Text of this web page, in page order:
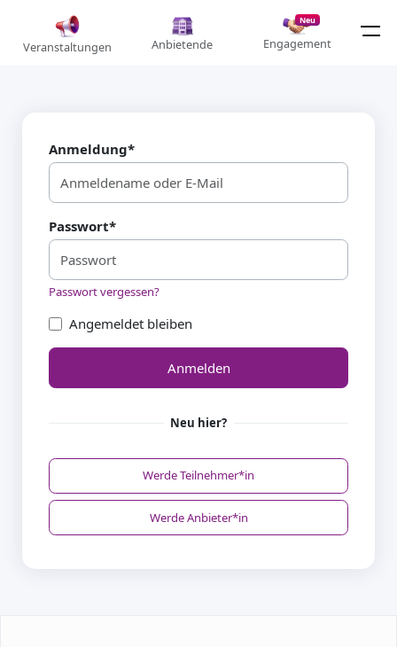
Veranstaltungen Anbietende
Neu
Engagement
Anmeldung*
Passwort*
Passwort vergessen?
Angemeldet bleiben
Anmelden
Neu hier?
Werde Teilnehmer*in
Werde Anbieter*in